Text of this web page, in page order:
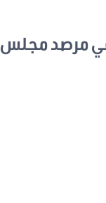
مرصد مجلس